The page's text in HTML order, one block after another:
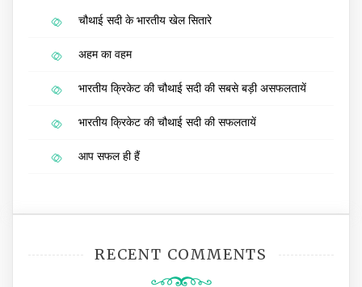
चौथाई सदी के भारतीय खेल सितारे
अहम का वहम
भारतीय क्रिकेट की चौथाई सदी की सबसे बड़ी असफलतायें
भारतीय क्रिकेट की चौथाई सदी की सफलतायें
आप सफल ही हैं
RECENT COMMENTS